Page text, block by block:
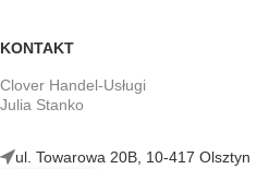
KONTAKT
Clover Handel-Usługi
Julia Stanko
ul. Towarowa 20B, 10-417 Olsztyn